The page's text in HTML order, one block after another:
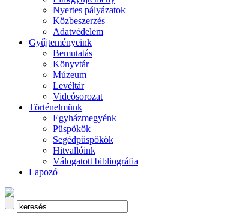
Nyertes pályázatok
Közbeszerzés
Adatvédelem
Gyűjteményeink
Bemutatás
Könyvtár
Múzeum
Levéltár
Videósorozat
Történelmünk
Egyházmegyénk
Püspökök
Segédpüspökök
Hitvallóink
Válogatott bibliográfia
Lapozó